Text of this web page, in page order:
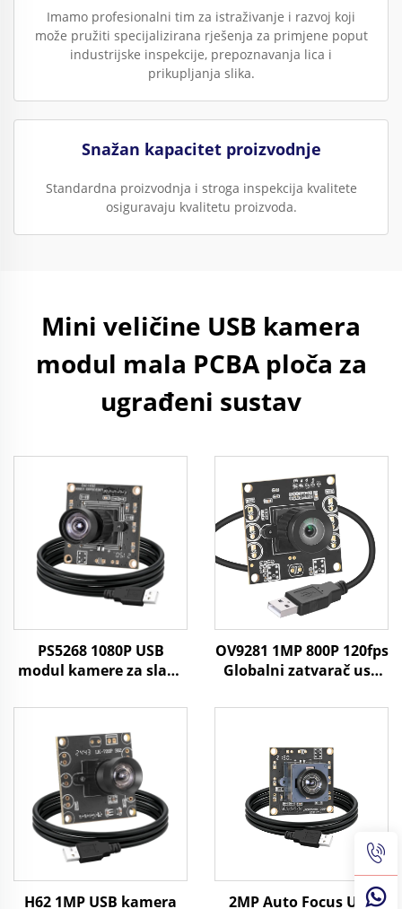
Imamo profesionalni tim za istraživanje i razvoj koji
može pružiti specijalizirana rješenja za primjene poput
industrijske inspekcije, prepoznavanja lica i
prikupljanja slika.
Snažan kapacitet proizvodnje
Standardna proizvodnja i stroga inspekcija kvalitete
osiguravaju kvalitetu proizvoda.
Mini veličine USB kamera
modul mala PCBA ploča za
ugrađeni sustav
PS5268 1080P USB
modul kamere za slabe
86dB 2MP CMOS senzor
mini SDK kompatibilan
s Raspberry, Windows,
Linux
OV9281 1MP 800P 120fps
Globalni zatvarač usb
upravljačkog sustava
USB kamera za vizualni
pregled
H62 1MP USB kamera 2MP Auto Focus USB